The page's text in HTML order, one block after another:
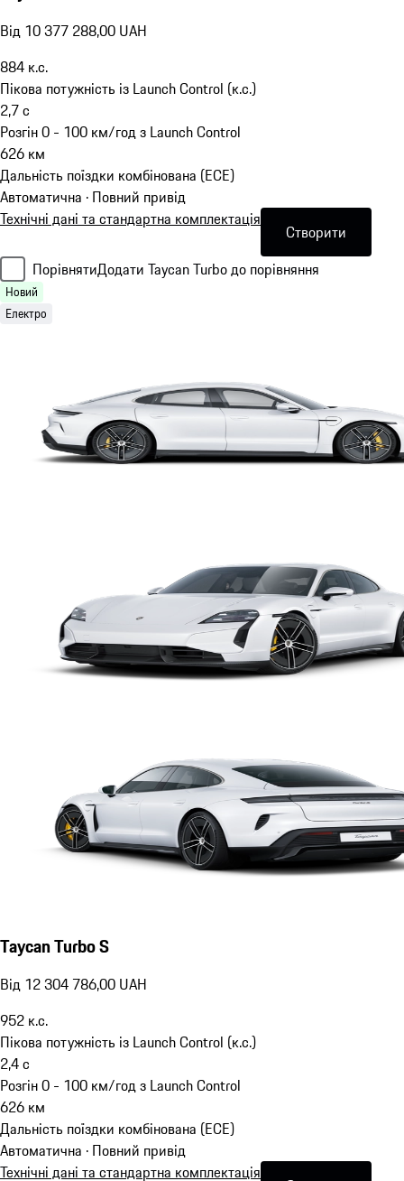
Від 10 377 288,00 UAH
884 к.с.
Пікова потужність із Launch Control (к.с.)
2,7с
Розгін 0 - 100 км/год з Launch Control
626 км
Дальність поїздки комбінована (ECE)
Автоматична · Повний привід
Технічні дані та стандартна комплектація
Створити
ПорівнятиДодати Taycan Turbo до порівняння
Новий
Електро
Taycan Turbo S
Від 12 304 786,00 UAH
952 к.с.
Пікова потужність із Launch Control (к.с.)
2,4с
Розгін 0 - 100 км/год з Launch Control
626 км
Дальність поїздки комбінована (ECE)
Автоматична · Повний привід
Технічні дані та стандартна комплектація